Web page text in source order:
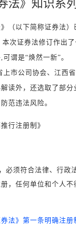
法》知识系
》（以下简称证券法
次证券法修订作出
谓是“焕然一新”。
市公司协会、江西
读外，还选取了部
范违法风险。
行注册制》
必须符合法律、行政
，任何单位和个人不
法》第一条明确注